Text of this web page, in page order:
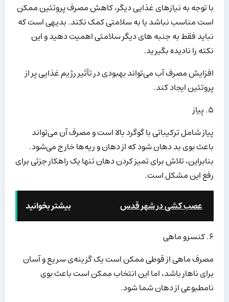
با توجه به نیازهای غذایی دیگر، کاهش مصرف پروتئین ممکن
است مناسب نباشد یا به سلامتی کمک نکند. بدیهی است که
نباید فقط به جنبه های دیگر سلامتی اهمیت دهید و این
نکته را نادیده بگیرید.
افزایش مصرف آب می‌تواند بهبودی در تأثیر رژیم غذایی پر از
پروتئین ایجاد کند.
۵. پیاز
پیاز شامل ترکیباتی با گوگرد بالا است و مصرف آن می‌تواند
باعث بوی بد دهان شود که از دهان و ریه‌ها خارج می‌شود.
بنابراین، تلاش برای تمیز کردن دهان تنها یک راهکار جزئی برای
رفع این مشکل است.
بیشتر بخوانید عصب کشی در شهر قدس
۶. کنسرو ماهی
مصرف ماهی از قوطی ممکن است یک گزینه‌ی سریع و آسان
برای ناهار باشد، اما این انتخاب ممکن است باعث بوی
نامطبوعی از دهان شما شود.